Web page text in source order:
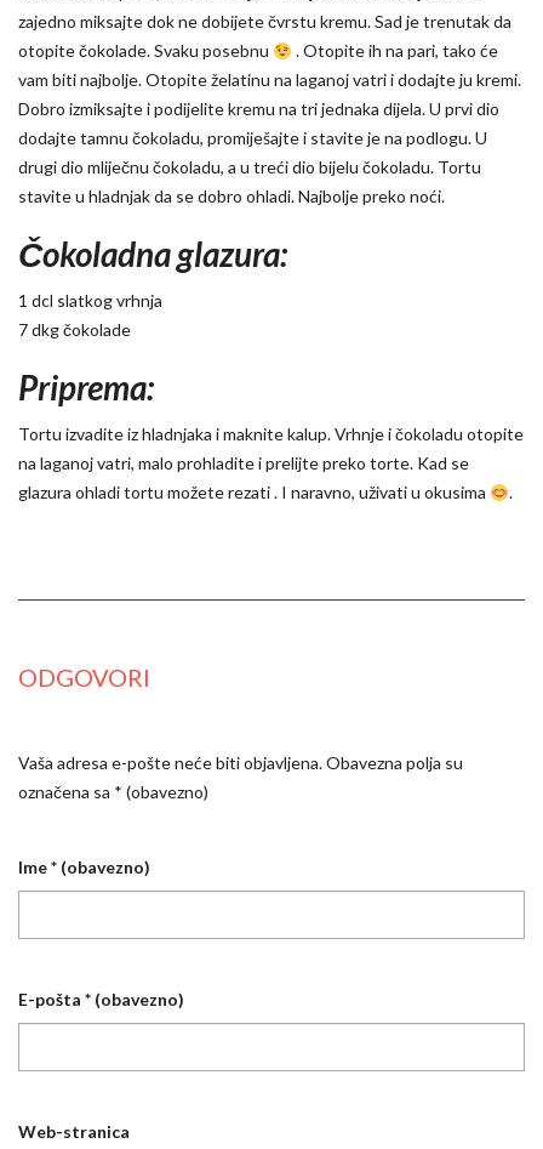
zajedno miksajte dok ne dobijete čvrstu kremu. Sad je trenutak da
otopite čokolade. Svaku posebnu
. Otopite ih na pari, tako će
vam biti najbolje. Otopite želatinu na laganoj vatri i dodajte ju kremi.
Dobro izmiksajte i podijelite kremu na tri jednaka dijela. U prvi dio
dodajte tamnu čokoladu, promiješajte i stavite je na podlogu. U
drugi dio mliječnu čokoladu, a u treći dio bijelu čokoladu. Tortu
stavite u hladnjak da se dobro ohladi. Najbolje preko noći.
Čokoladna glazura:
1 dcl slatkog vrhnja
7 dkg čokolade
Priprema:
Tortu izvadite iz hladnjaka i maknite kalup. Vrhnje i čokoladu otopite
na laganoj vatri, malo prohladite i prelijte preko torte. Kad se
glazura ohladi tortu možete rezati . I naravno, uživati u okusima
.
ODGOVORI
Vaša adresa e-pošte neće biti objavljena.Obavezna polja su
označena sa * (obavezno)
Ime* (obavezno)
E-pošta * (obavezno)
Web-stranica